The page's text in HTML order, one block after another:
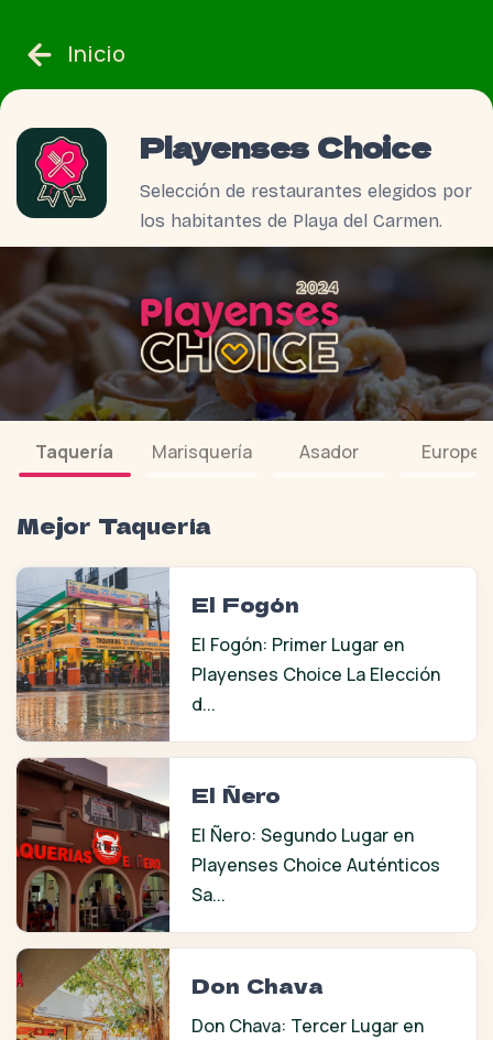
Inicio
Playenses Choice
Selección de restaurantes elegidos por
los habitantes de Playa del Carmen.
Taquería Marisquería Asador Europeo
Mejor Taquería
El Fogón
El Fogón: Primer Lugar en
Playenses Choice La Elección
d...
El Ñero
El Ñero: Segundo Lugar en
Playenses Choice Auténticos
Sa...
Don Chava
Don Chava: Tercer Lugar en